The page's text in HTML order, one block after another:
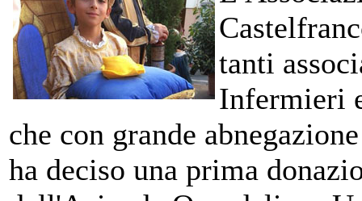
tanti
Infermieri
che con grande
ha deciso una prima